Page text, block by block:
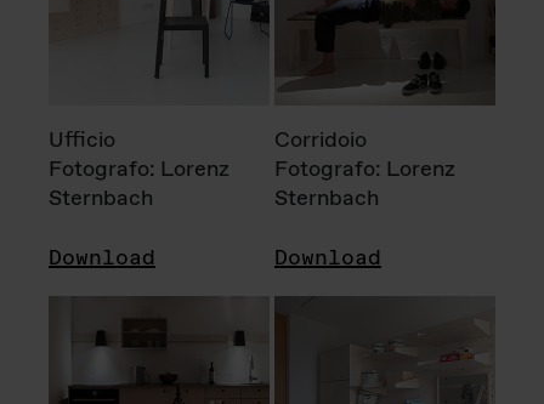
Ufficio
Fotografo: Lorenz
Sternbach
Download
Corridoio
Fotografo: Lorenz
Sternbach
Download